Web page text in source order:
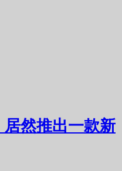
然推出一款新